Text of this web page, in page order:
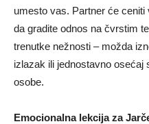
umesto vas. Partner će
da gradite odnos na čvrstim
trenutke nežnosti – možda
izlazak ili jednostavno osećaj
osobe.
Emocionalna lekcija za